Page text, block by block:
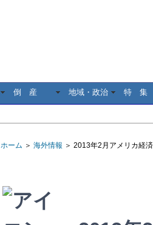
倒 産 地域・政治 特 集
ホーム ＞ 海外情報 ＞ 2013年2月アメリカ経